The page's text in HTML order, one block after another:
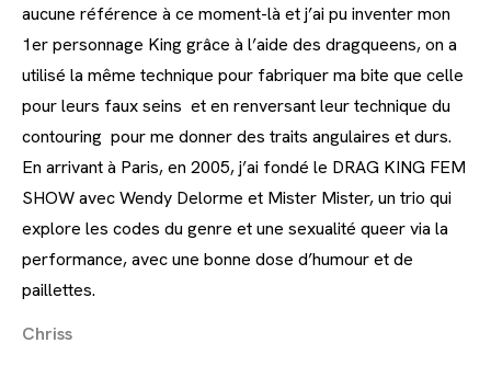
aucune référence à ce moment-là et j’ai pu inventer mon
1er personnage King grâce à l’aide des dragqueens, on a
utilisé la même technique pour fabriquer ma bite que celle
pour leurs faux seins et en renversant leur technique du
contouring pour me donner des traits angulaires et durs.
En arrivant à Paris, en 2005, j’ai fondé le DRAG KING FEM
SHOW avec Wendy Delorme et Mister Mister, un trio qui
explore les codes du genre et une sexualité queer via la
performance, avec une bonne dose d’humour et de
paillettes.
Chriss